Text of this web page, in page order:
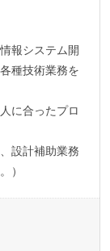
報システム開
種技術業務を
に合ったプロ
設計補助業務
）